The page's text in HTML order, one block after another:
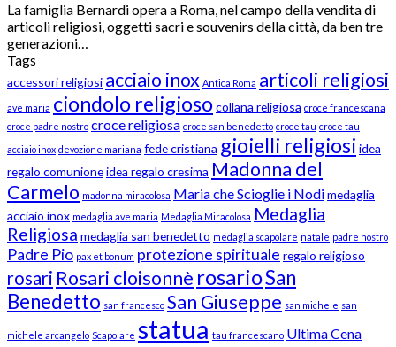
La famiglia Bernardi opera a Roma, nel campo della vendita di
articoli religiosi, oggetti sacri e souvenirs della città, da ben tre
generazioni…
Tags
accessori religiosi acciaio inox Antica Roma articoli religiosi
ave maria ciondolo religiosocollana religiosa croce francescana
croce padre nostro croce religiosa croce san benedetto croce tau croce tau
acciaio inox devozione mariana fede cristiana gioielli religiosi idea
regalo comunioneidea regalo cresima Madonna del
Carmelo madonna miracolosa Maria che Scioglie i Nodimedaglia
acciaio inox medaglia ave maria Medaglia Miracolosa Medaglia
Religiosa medaglia san benedetto medaglia scapolare natale padre nostro
Padre Pio pax et bonum protezione spirituale regalo religioso
rosari Rosari cloisonnè rosarioSan
Benedetto san francesco San Giuseppe san michele san
michele arcangelo Scapolare statua tau francescano Ultima Cena